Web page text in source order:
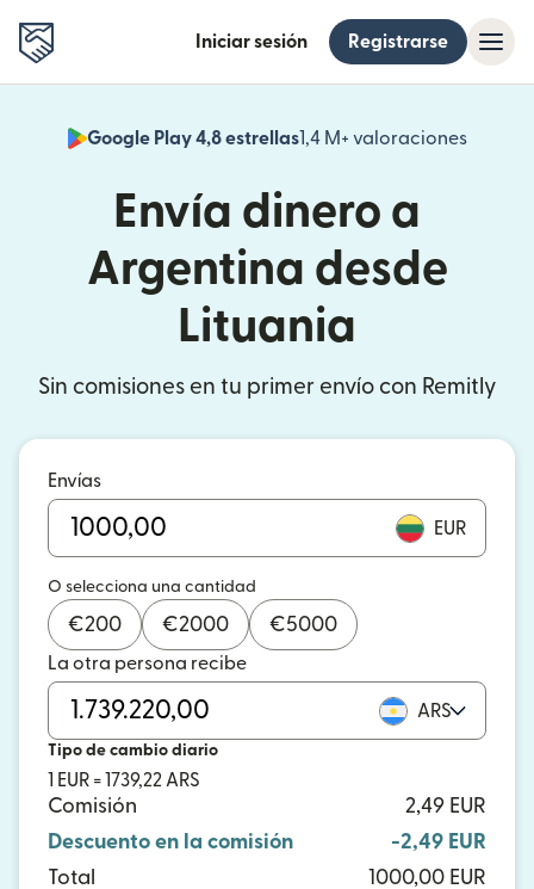
Iniciar sesión Registrarse
Google Play 4,8 estrellas1,4 M+ valoraciones
(se
Envía dinero a
Argentina desde
Lituania
Sin comisiones en tu primer envío con Remitly
Envías
EUR
O selecciona una cantidad
€200 €2000 €5000
La otra persona recibe
ARS
Tipo de cambio diario
1 EUR = 1739,22 ARS
Comisión
2,49 EUR
Descuento en la comisión
-2,49 EUR
Total
1000,00 EUR